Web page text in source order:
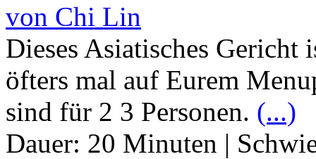
von Chi Lin
Dieses Asiatisches Gericht
öfters mal auf Eurem
sind für 2 3 Personen. (...)
Dauer: 20 Minuten |